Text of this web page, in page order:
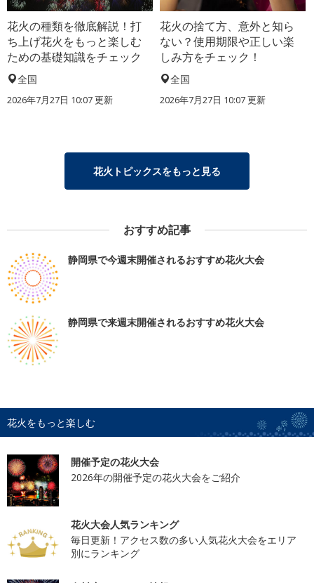
花火の種類を徹底解説！打
ち上げ花火をもっと楽しむ
ための基礎知識をチェック
全国
2026年7月27日 10:07 更新
花火の捨て方、意外と知ら
ない？使用期限や正しい楽
しみ方をチェック！
全国
2026年7月27日 10:07 更新
花火トピックスをもっと見る
おすすめ記事
静岡県で今週末開催されるおすすめ花火大会
静岡県で来週末開催されるおすすめ花火大会
花火をもっと楽しむ
開催予定の花火大会
2026年の開催予定の花火大会をご紹介
花火大会人気ランキング
毎日更新！アクセス数の多い人気花火大会をエリア
別にランキング